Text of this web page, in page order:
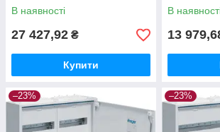
В наявності
27 427,92 ₴
Купити
В
13
–23% –23%